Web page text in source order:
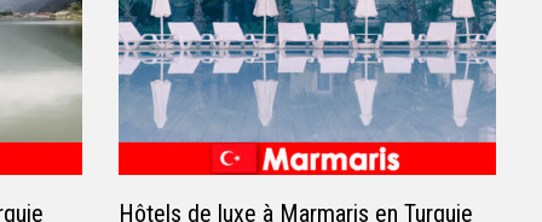
Hôtels de luxe à Marmaris en Turquie